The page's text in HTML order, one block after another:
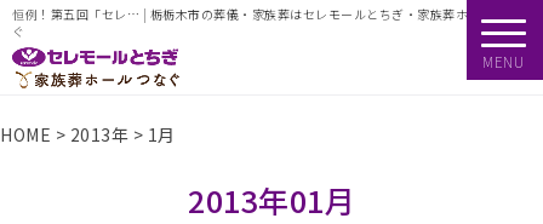
恒例！第五回「セレ… | 栃栃木市の葬儀・家族葬はセレモールとちぎ・家族葬ホールつな
ぐ
MENU
HOME > 2013年 > 1月
2013年01月